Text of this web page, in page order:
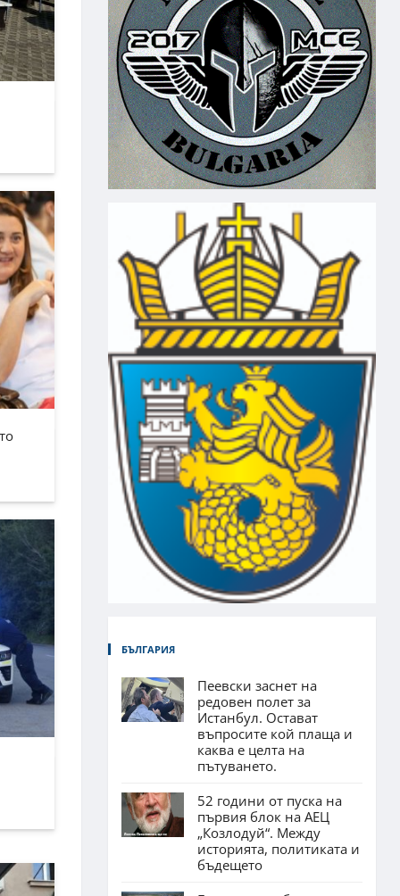
БЪЛГАРИЯ
Пеевски заснет на
редовен полет за
Истанбул. Остават
въпросите кой плаща и
каква е целта на
пътуването.
52 години от пуска на
първия блок на АЕЦ
„Козлодуй“. Между
историята, политиката и
бъдещето